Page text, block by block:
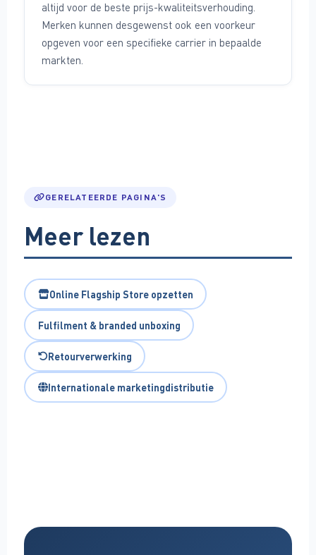
altijd voor de beste prijs-kwaliteitsverhouding.
Merken kunnen desgewenst ook een voorkeur
opgeven voor een specifieke carrier in bepaalde
markten.
GERELATEERDE PAGINA'S
Meer lezen
Online Flagship Store opzetten
Fulfilment & branded unboxing
Retourverwerking
Internationale marketingdistributie